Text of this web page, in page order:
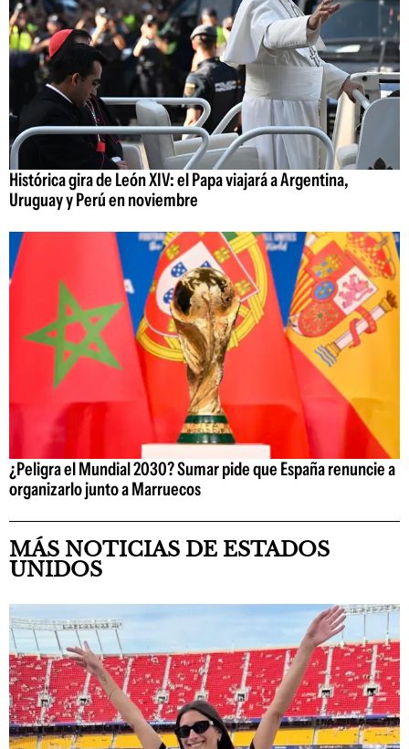
Histórica gira de León XIV: el Papa viajará a Argentina,
Uruguay y Perú en noviembre
¿Peligra el Mundial 2030? Sumar pide que España renuncie a
organizarlo junto a Marruecos
MÁS NOTICIAS DE ESTADOS
UNIDOS